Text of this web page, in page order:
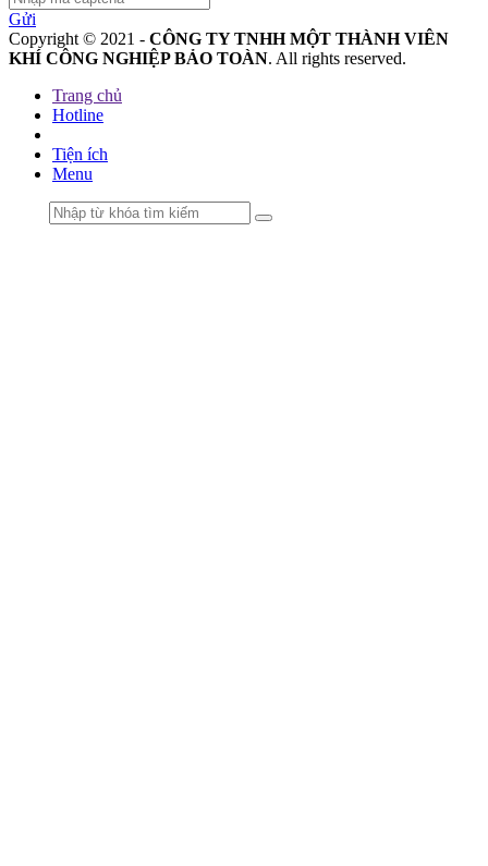
Gửi
Copyright © 2021 - CÔNG TY TNHH MỘT THÀNH VIÊN
KHÍ CÔNG NGHIỆP BẢO TOÀN. All rights reserved.
Trang chủ
Hotline
Tiện ích
Menu